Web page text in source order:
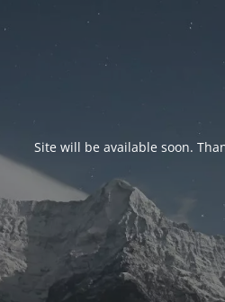
Site will be available soon.